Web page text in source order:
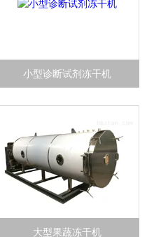
小型诊断试剂冻干机
大型果蔬冻干机